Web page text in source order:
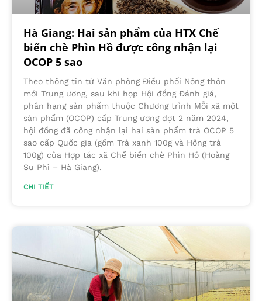
Hà Giang: Hai sản phẩm của HTX Chế
biến chè Phìn Hồ được công nhận lại
OCOP 5 sao
Theo thông tin từ Văn phòng Điều phối Nông thôn
mới Trung ương, sau khi họp Hội đồng Đánh giá,
phân hạng sản phẩm thuộc Chương trình Mỗi xã một
sản phẩm (OCOP) cấp Trung ương đợt 2 năm 2024,
hội đồng đã công nhận lại hai sản phẩm trà OCOP 5
sao cấp Quốc gia (gồm Trà xanh 100g và Hồng trà
100g) của Hợp tác xã Chế biến chè Phìn Hồ (Hoàng
Su Phì – Hà Giang).
CHI TIẾT